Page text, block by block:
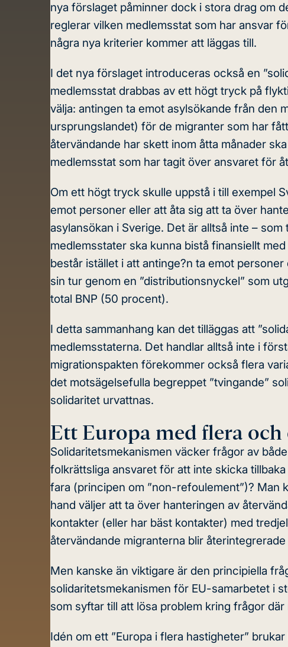
nya förslaget påminner dock i stora drag om
reglerar vilken medlemsstat som har ansvar
några nya kriterier kommer att läggas till.
I det nya förslaget introduceras också en
medlemsstat drabbas av ett högt tryck på
välja: antingen ta emot asylsökande från den
ursprungslandet) för de migranter som har
återvändande har skett inom åtta månader
medlemsstat som har tagit över ansvaret för
Om ett högt tryck skulle uppstå i till exempel
emot personer eller att åta sig att ta över
asylansökan i Sverige. Det är alltså inte –
medlemsstater ska kunna bistå finansiellt
består istället i att antinge?n ta emot
sin tur genom en ”distributionsnyckel” som
total BNP (50 procent).
I detta sammanhang kan det tilläggas att
medlemsstaterna. Det handlar alltså inte i
migrationspakten förekommer också flera
det motsägelsefulla begreppet ”tvingande”
solidariteturvattnas.
Ett Europa med flera
Solidaritetsmekanismen väcker frågor av
folkrättsliga ansvaret för att inte skicka
fara (principen om ”non-refoulement”)? Man
hand väljer att ta över hanteringen av
kontakter (eller har bäst kontakter) med
återvändande migranterna blir
Men kanske än viktigare är den principiella
solidaritetsmekanismen för EU-samarbetet i
som syftar till att lösa problem kring frågor
Idén om ett ”Europa i flera hastigheter”